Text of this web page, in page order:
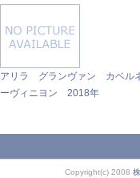
アリラ グランヴァン カベル
ーヴィニヨン 2018年
Copyright(c) 2008